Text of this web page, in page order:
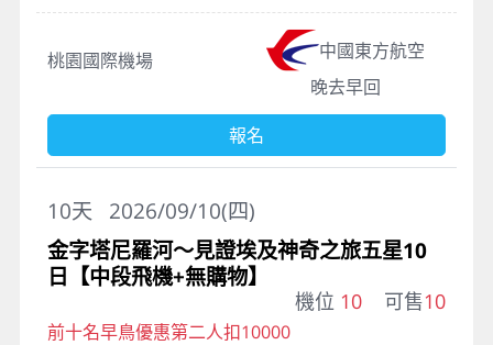
桃園國際機場
中國東方航空
晚去早回
報名
2026/09/10(四)
10天
金字塔尼羅河～見證埃及神奇之旅五星10
日【中段飛機+無購物】
機位 10 可售10
前十名早鳥優惠第二人扣10000